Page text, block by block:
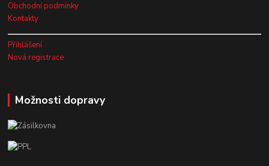
Obchodní podmínky
Kontakty
Přihlášení
Nová registrace
Možnosti dopravy